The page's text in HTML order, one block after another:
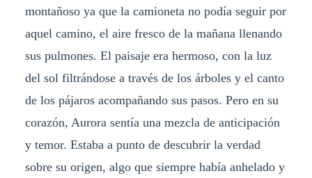
montañoso ya que la camioneta no podía seguir por
aquel camino, el aire fresco de la mañana llenando
sus pulmones. El paisaje era hermoso, con la luz
del sol filtrándose a través de los árboles y el canto
de los pájaros acompañando sus pasos. Pero en su
corazón, Aurora sentía una mezcla de anticipación
y temor. Estaba a punto de descubrir la verdad
sobre su origen, algo que siempre había anhelado y